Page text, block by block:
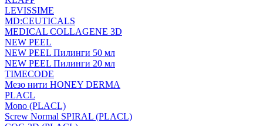
LEVISSIME
MD:CEUTICALS
MEDICAL COLLAGENE 3D
NEW PEEL
NEW PEEL Пилинги 50 мл
NEW PEEL Пилинги 20 мл
TIMECODE
Мезо нити HONEY DERMA
PLACL
Mono (PLACL)
Screw Normal SPIRAL (PLACL)